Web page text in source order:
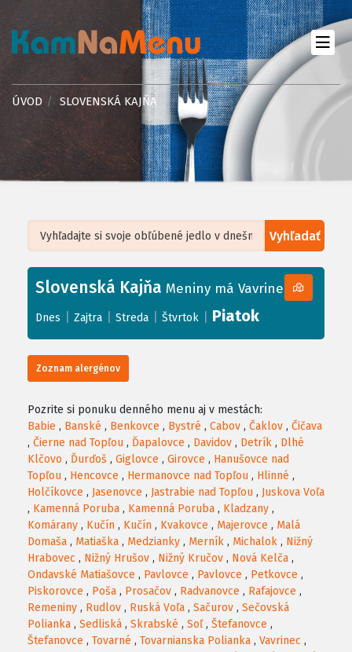
ÚVOD SLOVENSKÁ KAJŇA
Vyhľadať
+
−
Leaflet| ©OpenStreetMap, Tiles courtesy ofHumanitarian OpenStreetMap
Slovenská Kajňa Meniny má Vavrinec
Dnes Zajtra Streda Štvrtok Piatok
Zoznam alergénov
Pozrite si ponuku denného menu aj v mestách:
Babie , Banské , Benkovce , Bystré , Cabov , Čaklov , Čičava
, Čierne nad Topľou , Ďapalovce , Davidov , Detrík , Dlhé
Klčovo , Ďurďoš , Giglovce , Girovce , Hanušovce nad
Topľou , Hencovce , Hermanovce nad Topľou , Hlinné ,
Holčíkovce , Jasenovce , Jastrabie nad Topľou , Juskova Voľa
, Kamenná Poruba , Kamenná Poruba , Kladzany ,
Komárany , Kučín , Kučín , Kvakovce , Majerovce , Malá
Domaša , Matiaška , Medzianky , Merník , Michalok , Nižný
Hrabovec , Nižný Hrušov , Nižný Kručov , Nová Kelča ,
Ondavské Matiašovce , Pavlovce , Pavlovce , Petkovce ,
Piskorovce , Poša , Prosačov , Radvanovce , Rafajovce ,
Remeniny , Rudlov , Ruská Voľa , Sačurov , Sečovská
Polianka , Sedliská , Skrabské , Soľ, Štefanovce ,
Štefanovce , Tovarné , Tovarnianska Polianka , Vavrinec ,